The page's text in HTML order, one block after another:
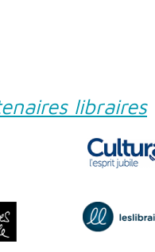
libraires